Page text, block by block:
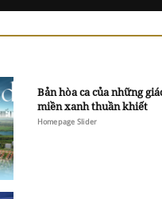
Bản hòa ca của những
miền xanh thuần khiết
Homepage Slider